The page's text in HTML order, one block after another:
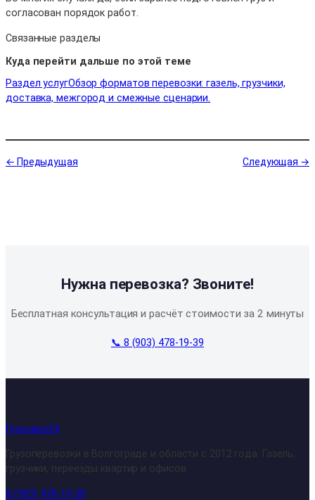
согласован порядок работ.
Связанные разделы
Куда перейти дальше по этой теме
Раздел услугОбзор форматов перевозки: газель, грузчики,
доставка, межгород и смежные сценарии.
← Предыдущая Следующая →
Нужна перевозка? Звоните!
Бесплатная консультация и расчёт стоимости за 2 минуты
📞 8 (903) 478-19-39
Грузовоз34
Грузоперевозки в Волгограде и области с 2012 года. Газель,
грузчики, переезды квартир и офисов.
8 (903) 478-19-39